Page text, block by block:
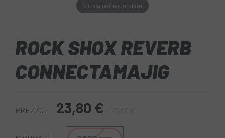
Clicca per espandere
ROCK SHOX REVERB
CONNECTAMAJIG
PREZZO: 23,80 €